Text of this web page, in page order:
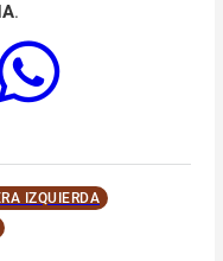
.
IZQUIERDA